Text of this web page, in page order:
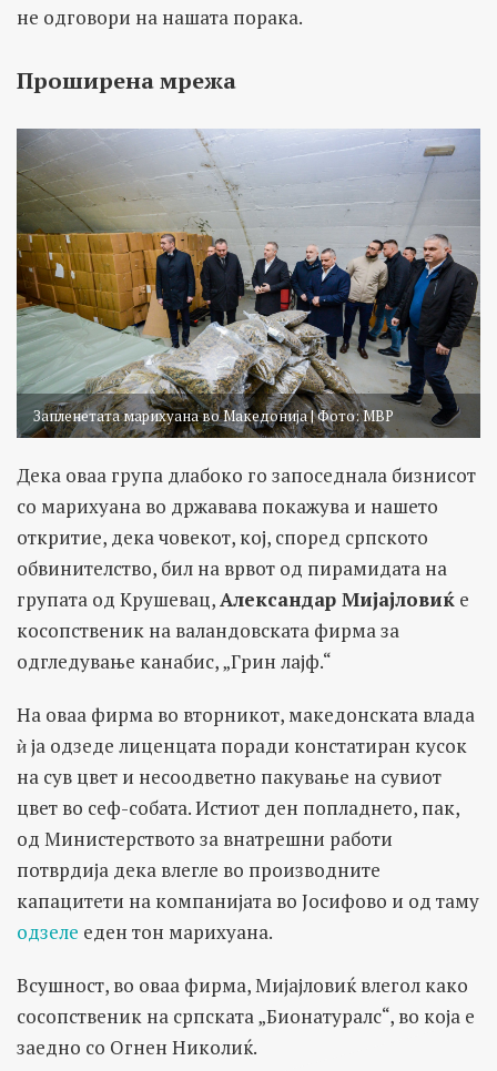
не одговори на нашата порака.
Проширена мрежа
Запленетата марихуана во Македонија | Фото: МВР
Дека оваа група длабоко го запоседнала бизнисот
со марихуана во државава покажува и нашето
откритие, дека човекот, кој, според српското
обвинителство, бил на врвот од пирамидата на
групата од Крушевац,Александар Мијајловиќ е
косопственик на валандовската фирма за
одгледување канабис, „Грин лајф.“
На оваа фирма во вторникот, македонската влада
ѝ ја одзеде лиценцата поради констатиран кусок
на сув цвет и несоодветно пакување на сувиот
цвет во сеф-собата. Истиот ден попладнето, пак,
од Министерството за внатрешни работи
потврдија дека влегле во производните
капацитети на компанијата во Јосифово и од таму
одзеле еден тон марихуана.
Всушност, во оваа фирма, Мијајловиќ влегол како
сосопственик на српската „Бионатуралс“, во која е
заедно со Огнен Николиќ.